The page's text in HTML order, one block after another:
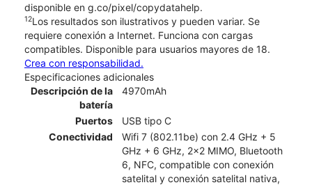
disponible en g.co/pixel/copydatahelp.
12Los resultados son ilustrativos y pueden variar. Se
requiere conexión a Internet. Funciona con cargas
compatibles. Disponible para usuarios mayores de 18.
Crea con responsabilidad.
Especificaciones adicionales
Descripción de la
batería
4970mAh
Puertos
USB tipo C
Conectividad
Wifi 7 (802.11be) con 2.4 GHz + 5
GHz + 6 GHz, 2x2 MIMO, Bluetooth
6, NFC, compatible con conexión
satelital y conexión satelital nativa,